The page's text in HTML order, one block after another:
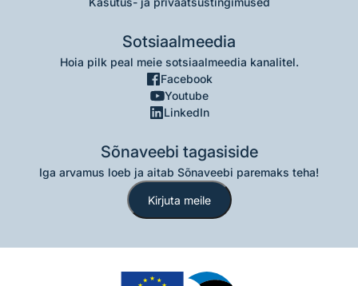
Sotsiaalmeedia
Hoia pilk peal meie sotsiaalmeedia kanalitel.
Facebook
Youtube
LinkedIn
Sõnaveebi tagasiside
Iga arvamus loeb ja aitab Sõnaveebi paremaks teha!
Kirjuta meile